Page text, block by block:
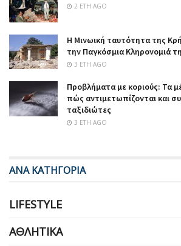
2 ΈΤΗ AGO
Η Μινωική ταυτότητα της
την Παγκόσμια Κληρονομιά
3 ΈΤΗ AGO
Προβλήματα με κοριούς: Τα
πώς αντιμετωπίζονται και
ταξιδιώτες
3 ΈΤΗ AGO
ΑΝΑ ΚΑΤΗΓΟΡΙΑ
LIFESTYLE
ΑΘΛΗΤΙΚΆ